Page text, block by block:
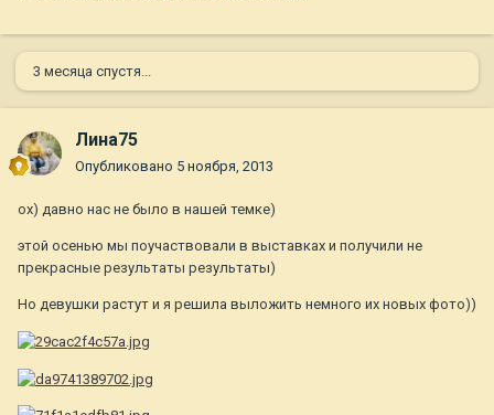
3 месяца спустя...
Лина75
Опубликовано 5 ноября, 2013
ох) давно нас не было в нашей темке)
этой осенью мы поучаствовали в выставках и получили не
прекрасные результаты результаты)
Но девушки растут и я решила выложить немного их новых фото))